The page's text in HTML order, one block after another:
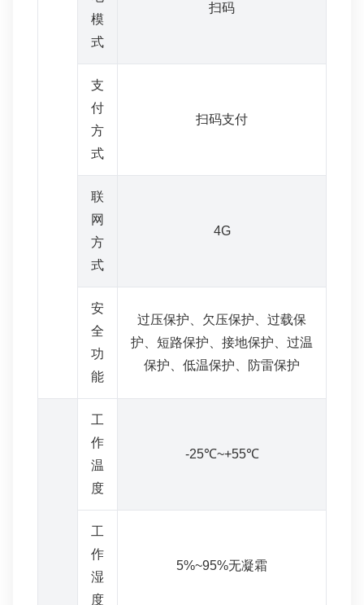
模
式
扫码
支
付
方
式
扫码支付
联
网
方
式
4G
安
全
功
能
过压保护、欠压保护、过载保
护、短路保护、接地保护、过温
保护、低温保护、防雷保护
工
作
温
度
-25℃~+55℃
工
作
湿
度
5%~95%无凝霜